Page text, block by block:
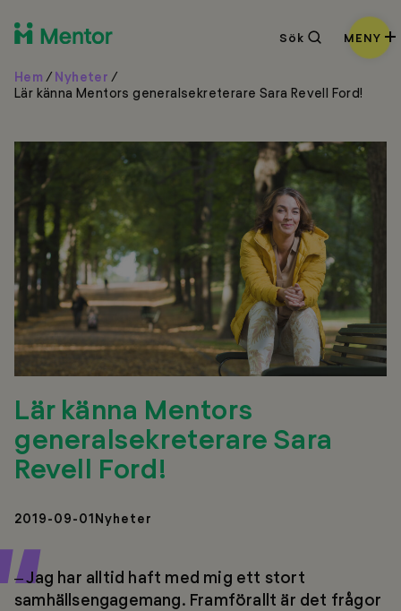
Sök Sök MENY
Hem /Nyheter /
Lär känna Mentors generalsekreterare Sara Revell Ford!
Lär känna Mentors
generalsekreterare Sara
Revell Ford!
2019-09-01Nyheter
– Jag har alltid haft med mig ett stort
samhällsengagemang. Framförallt är det frågor